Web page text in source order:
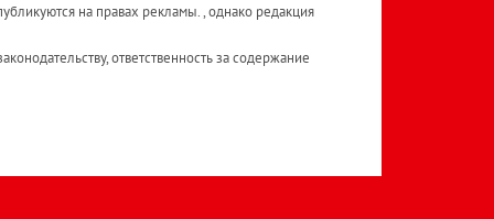
на правах рекламы. , однако редакция
ответственность за содержание